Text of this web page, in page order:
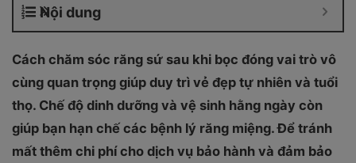
Nội dung
Cách chăm sóc răng sứ sau khi bọc đóng vai trò vô
cùng quan trọng giúp duy trì vẻ đẹp tự nhiên và tuổi
thọ. Chế độ dinh dưỡng và vệ sinh hằng ngày còn
giúp bạn hạn chế các bệnh lý răng miệng. Để tránh
mất thêm chi phí cho dịch vụ bảo hành và đảm bảo